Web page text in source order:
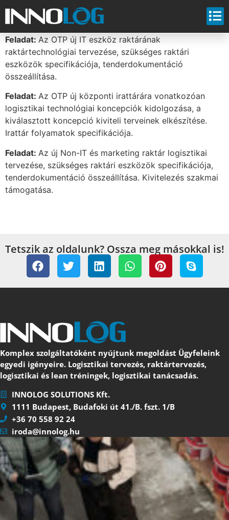
Feladat: Az OTP új IT eszköz raktárának
raktártechnológiai tervezése, szükséges raktári
eszközök specifikációja, tenderdokumentáció
összeállítása.
Feladat: Az OTP új központi irattárára vonatkozóan
logisztikai technológiai koncepciók kidolgozása, a
kiválasztott koncepció kiviteli terveinek elkészítése.
Irattár folyamatok specifikációja.
Feladat: Az új Non-IT és marketing raktár logisztikai
tervezése, szükséges raktári eszközök specifikációja,
tenderdokumentáció összeállítása. Kivitelezés szakmai
támogatása.
Tetszik az oldalunk? Ossza meg másokkal is!
Komplex szolgáltatóként nyújtunk megoldást Ügyfeleink
egyedi igényeire. Logisztikai tervezés, raktártervezés,
logisztikai és lean tréningek, logisztikai tanácsadás.
INNOLOG SOLUTIONS Kft.
1111 Budapest, Budafoki út 41./B. fszt. 1/B
+36 70 558 92 24
iroda@innolog.hu